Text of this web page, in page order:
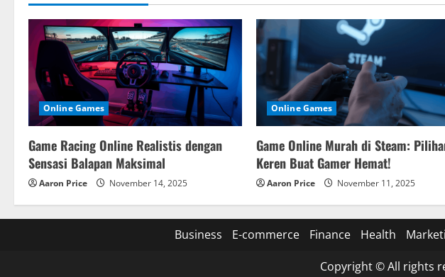
Online Games
Game Racing Online Realistis dengan
Sensasi Balapan Maksimal
Aaron Price November 14, 2025
Online Games
Game Online Murah di Steam:
Keren Buat Gamer Hemat!
Aaron Price November 11, 2025
Business E-commerce Finance Health
Copyright © All rights